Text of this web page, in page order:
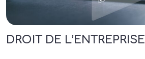
DROIT DE L’ENTREPRISE